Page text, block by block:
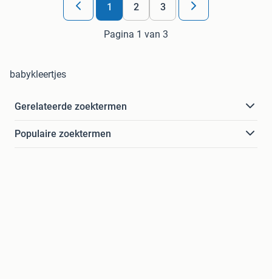
1 2 3
Pagina 1 van 3
babykleertjes
Gerelateerde zoektermen
Populaire zoektermen